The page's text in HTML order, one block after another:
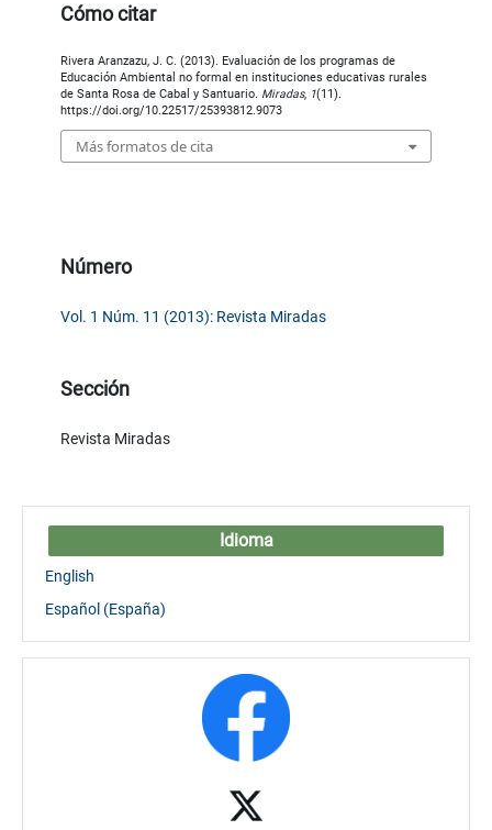
Cómo citar
Rivera Aranzazu, J. C. (2013). Evaluación de los programas de
Educación Ambiental no formal en instituciones educativas rurales
de Santa Rosa de Cabal y Santuario. Miradas, 1(11).
https://doi.org/10.22517/25393812.9073
Más formatos de cita
Número
Vol. 1 Núm. 11 (2013): Revista Miradas
Sección
Revista Miradas
Idioma
English
Español (España)